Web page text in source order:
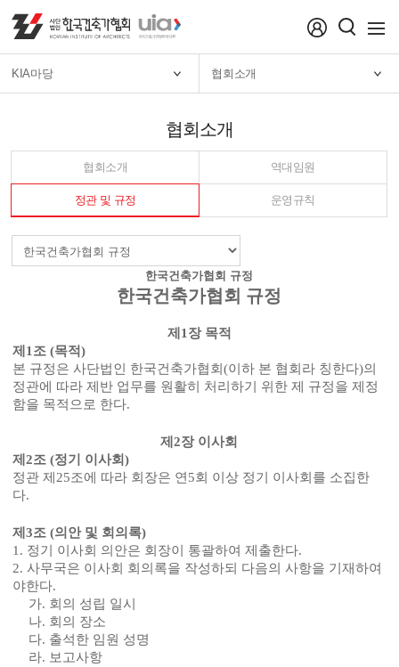
menu
KIA마당 협회소개
협회소개
협회소개 역대임원
정관 및 규정 운영규칙
한국건축가협회 규정
한국건축가협회 규정
제 1 장 목적
제 1 조(목적)
본 규정은 사단법인 한국건축가협회(이하 본 협회라 칭한다)의
정관에 따라 제반 업무를 원활히 처리하기 위한 제 규정을 제정
함을 목적으로 한다.
제2장 이사회
제2조(정기 이사회)
정관 제 25조에 따라 회장은 연 5회 이상 정기 이사회를 소집한
다.
제3조(의안 및 회의록)
1. 정기 이사회 의안은 회장이 통괄하여 제출한다.
2.사무국은 이사회 회의록을 작성하되 다음의 사항을 기재하여
야한다.
가. 회의 성립 일시
나. 회의 장소
다. 출석한 임원 성명
라. 보고사항